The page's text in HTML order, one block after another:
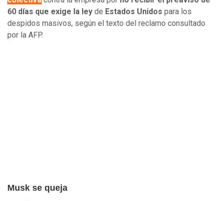
60 días que exige la ley de Estados Unidos para los
despidos masivos, según el texto del reclamo consultado
por la AFP.
Musk se queja